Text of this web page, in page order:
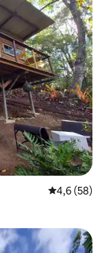
Gemiddelde
4,6 (58)